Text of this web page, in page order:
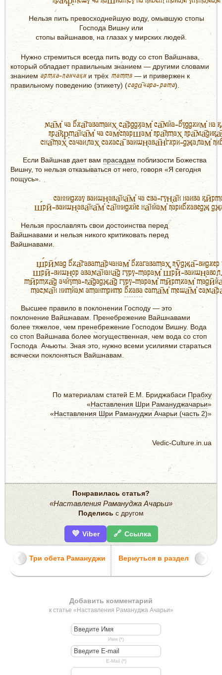
Нельзя пить превосходнейшую воду, омывшую стопы
Господа Вишну или
стопы вайшнавов, на глазах у мирских людей.
Нужно стремиться всегда пить воду со стоп Вайшнава,
который обладает правильным знанием — другими словами
знанием артха-панчакии трёхтаттв — и привержен к
правильному поведению (этикету) (сада̄чара-рата).
ма̄м̇ ча бха̄гаватаих̣ са̄рддхам̇ са̄мйа-буддхим̇ на
пра̄кр̣та̄на̄м̇ ча сам̇спарш́ам̇ пра̄птах̣
сна̄тах̣ сачаилах̣ сахаса̄ ваишн̣ава̄н̇гхри-джалам̇
Если Вайшнав дает вам прасадам поблизости Божества
Вишну, то нельзя отказываться от него, говоря «Я сегодня
пощусь».
саннидхау ваишн̣ава̄на̄м̇ ча сва-гун̣а̄н наива
ш́рӣ-ваишн̣ава̄на̄м̇ са̄ннидхйе на̄нйам̇ парибхаведж
Нельзя прославлять свои достоинства перед
Вайшнавами и нельзя никого критиковать перед
Вайшнавами.
ш́рӣмад бха̄гавата̄рчанам̇ бхагаватах̣ пӯджа̄-
ш́рӣ-вишн̣ор авама̄нана̄д гуру-тарам̇ ш́рӣ-
тӣртха̄д ачйута-па̄даджа̄д гуру-тарам̇ тӣртхам̇
тасма̄н нитйам атантрито бхавасата̄м̇ теша̄м̇
Высшее правило в поклонении Господу — это
поклонение Вайшнавам. Пренебрежение Вайшнавами
более тяжелое, чем пренебрежение Господом Вишну. Вода
со стоп Вайшнава более могущественная, чем вода со стоп
Господа Ачьюты. Зная это, нужно всеми усилиями стараться
всячески поклоняться Вайшнавам.
По материалам статей Е.М. Бриджабаси Прабху
«Наставления Шри Рамануджачарьи»
«Наставления Шри Рамануджи Ачарьи (часть 2)»
Vedic-Culture.in.ua
Понравилась статья?
«Наставления Рамануджа Ачарьи»
Поделись с другом
💜 Viber 🔗 Ссылка
Три обета Рамануджи Вернуться в раздел
Добавить комментарий
к статье «Наставления Рамануджа Ачарьи»
Имя (*)
E-Mail (*)